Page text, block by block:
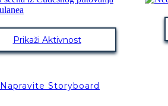
Prikaži Aktivnost
Napravite Storyboard